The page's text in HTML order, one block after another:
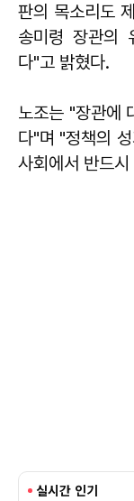
판의 목소리도
송미령 장관의
다"고 밝혔다.
노조는 "장관에
다"며 "정책의
사회에서 반드